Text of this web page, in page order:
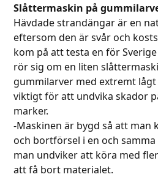
Slåttermaskin på
Hävdade strandängar är en
eftersom den är svår och
kom på att testa en för
rör sig om en liten
gummilarver med extremt
viktigt för att undvika skador
marker.
-Maskinen är bygd så att man
och bortförsel i en och
man undviker att köra med
att få bort materialet.